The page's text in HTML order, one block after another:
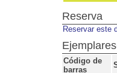
Reserva
Reservar este
Código de
barras